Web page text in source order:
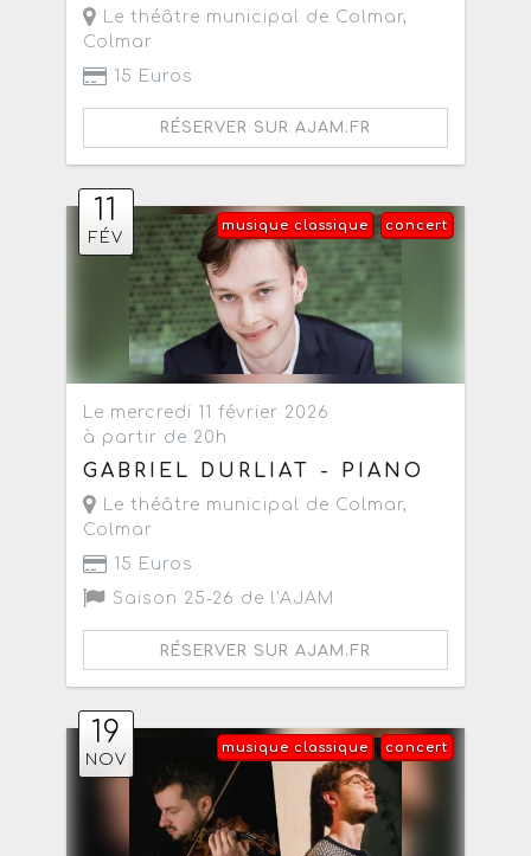
Le théâtre municipal de Colmar,
Colmar
15 Euros
RÉSERVER SUR AJAM.FR
11
FÉV
concert
musique classique
Le mercredi 11 février 2026
à partir de 20h
GABRIEL DURLIAT - PIANO
Le théâtre municipal de Colmar,
Colmar
15 Euros
Saison 25-26 de l'AJAM
RÉSERVER SUR AJAM.FR
19
NOV
concert
musique classique